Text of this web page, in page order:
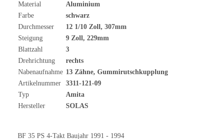
Material
Aluminium
Farbe
schwarz
Durchmesser
12 1/10 Zoll, 307mm
Steigung
9 Zoll, 229mm
Blattzahl
3
Drehrichtung
rechts
Nabenaufnahme 13 Zähne, Gummirutschkupplung
Artikelnummer
3311-121-09
Typ
Amita
Hersteller
SOLAS
BF 35 PS 4-Takt Baujahr 1991 - 1994